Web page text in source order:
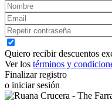
Quiero recibir descuentos
Ver los términos y
Finalizar registro
o iniciar sesión